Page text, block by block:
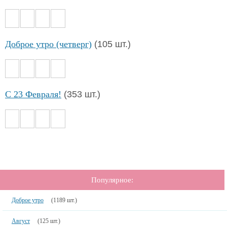
Доброе утро (четверг) (105 шт.)
С 23 Февраля! (353 шт.)
Популярное:
Доброе утро (1189 шт.)
Август (125 шт.)